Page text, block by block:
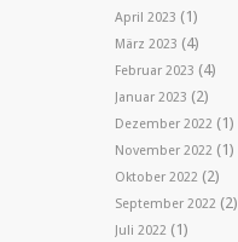
April 2023 (1)
März 2023 (4)
Februar 2023 (4)
Januar 2023 (2)
Dezember 2022 (1)
November 2022 (1)
Oktober 2022 (2)
September 2022 (2)
Juli 2022 (1)